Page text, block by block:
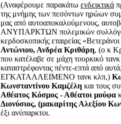
(Αναφέρουμε παρακάτω ενδεικτικά
της μνήμης των πεσόντων ηρώων
μας από αυτοαποκαλούμενους,
ΑΝΥΠΑΡΚΤΩΝ πολεμικών
κερδοσκοπικής εταιρείας
Αντώνιου, Ανδρέα Κριθάρη, (ο κ
που κατέλαβε σε μάχη τουρκικό
καταστρέφοντας πέντε-επτά από
ΕΓΚΑΤΑΛΛΕΙΜΕΝΟ τανκ κλπ,)
Κωνσταντίνου Καμζέλη και τους
Αθέατος Κόσμος - Αθέατοι μούφα
Διονύσιος, (μακαρίτης Αλεξίου
έξι ανύπαρκτοι.